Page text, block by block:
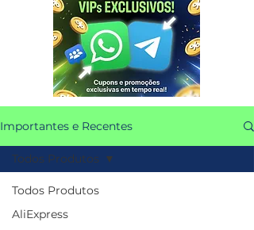
Importantes e Recentes
Todos Produtos
AliExpress
Todos Produtos